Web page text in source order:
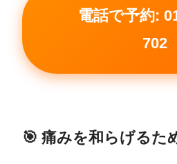
電話で予約:
702
🎯 痛みを和らげるた